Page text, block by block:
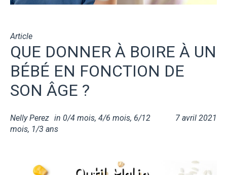
Article
QUE DONNER À BOIRE À UN
BÉBÉ EN FONCTION DE
SON ÂGE ?
7 avril 2021
Nelly Perez in 0/4 mois, 4/6 mois, 6/12
mois, 1/3 ans